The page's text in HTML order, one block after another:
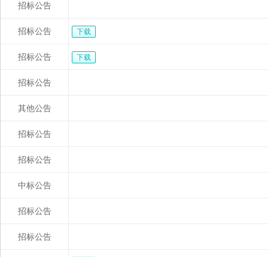
招标公告
招标公告 下载
招标公告 下载
招标公告
其他公告
招标公告
招标公告
中标公告
招标公告
招标公告